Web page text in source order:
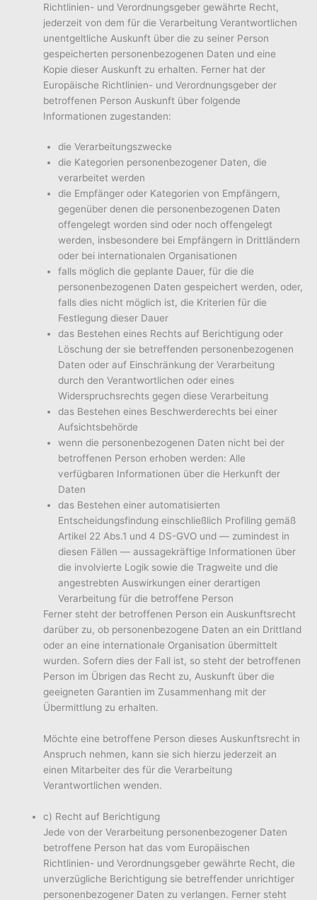
Richtlinien- und Verordnungsgeber gewährte Recht,
jederzeit von dem für die Verarbeitung Verantwortlichen
unentgeltliche Auskunft über die zu seiner Person
gespeicherten personenbezogenen Daten und eine
Kopie dieser Auskunft zu erhalten. Ferner hat der
Europäische Richtlinien- und Verordnungsgeber der
betroffenen Person Auskunft über folgende
Informationen zugestanden:
die Verarbeitungszwecke
die Kategorien personenbezogener Daten, die
verarbeitet werden
die Empfänger oder Kategorien von Empfängern,
gegenüber denen die personenbezogenen Daten
offengelegt worden sind oder noch offengelegt
werden, insbesondere bei Empfängern in Drittländern
oder bei internationalen Organisationen
falls möglich die geplante Dauer, für die die
personenbezogenen Daten gespeichert werden, oder,
falls dies nicht möglich ist, die Kriterien für die
Festlegung dieser Dauer
das Bestehen eines Rechts auf Berichtigung oder
Löschung der sie betreffenden personenbezogenen
Daten oder auf Einschränkung der Verarbeitung
durch den Verantwortlichen oder eines
Widerspruchsrechts gegen diese Verarbeitung
das Bestehen eines Beschwerderechts bei einer
Aufsichtsbehörde
wenn die personenbezogenen Daten nicht bei der
betroffenen Person erhoben werden: Alle
verfügbaren Informationen über die Herkunft der
Daten
das Bestehen einer automatisierten
Entscheidungsfindung einschließlich Profiling gemäß
Artikel 22 Abs.1 und 4 DS-GVO und — zumindest in
diesen Fällen — aussagekräftige Informationen über
die involvierte Logik sowie die Tragweite und die
angestrebten Auswirkungen einer derartigen
Verarbeitung für die betroffene Person
Ferner steht der betroffenen Person ein Auskunftsrecht
darüber zu, ob personenbezogene Daten an ein Drittland
oder an eine internationale Organisation übermittelt
wurden. Sofern dies der Fall ist, so steht der betroffenen
Person im Übrigen das Recht zu, Auskunft über die
geeigneten Garantien im Zusammenhang mit der
Übermittlung zu erhalten.
Möchte eine betroffene Person dieses Auskunftsrecht in
Anspruch nehmen, kann sie sich hierzu jederzeit an
einen Mitarbeiter des für die Verarbeitung
Verantwortlichen wenden.
c) Recht auf Berichtigung
Jede von der Verarbeitung personenbezogener Daten
betroffene Person hat das vom Europäischen
Richtlinien- und Verordnungsgeber gewährte Recht, die
unverzügliche Berichtigung sie betreffender unrichtiger
personenbezogener Daten zu verlangen. Ferner steht